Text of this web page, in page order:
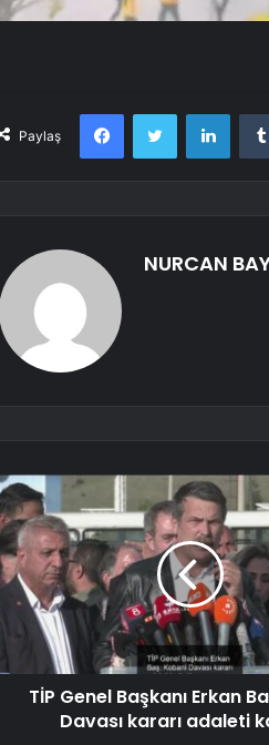
Paylaş
FacebookTwitter
NURCAN
TİP Genel Başkanı Erkan
Davası kararı adaleti